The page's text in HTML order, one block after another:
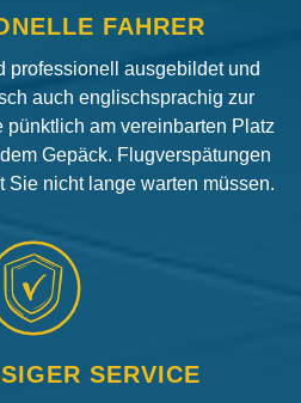
FAHRER
professionell ausgebildet und
auch englischsprachig zur
am vereinbarten Platz
Gepäck. Flugverspätungen
Sie nicht lange warten müssen.
SERVICE